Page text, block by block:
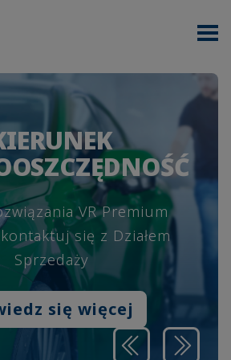
VR Premium
się z Działem
Sprzedaży
się więcej